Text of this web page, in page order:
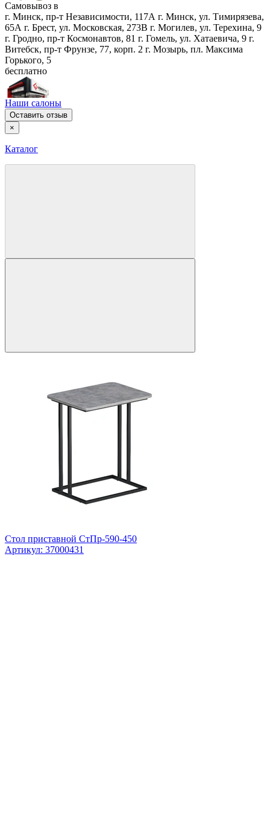
Самовывоз в
г. Минск, пр-т Независимости, 117А г. Минск, ул. Тимирязева,
65А г. Брест, ул. Московская, 273В г. Могилев, ул. Терехина, 9
г. Гродно, пр-т Космонавтов, 81 г. Гомель, ул. Хатаевича, 9 г.
Витебск, пр-т Фрунзе, 77, корп. 2 г. Мозырь, пл. Максима
Горького, 5
бесплатно
Наши салоны
Оставить отзыв
×
Каталог
Стол приставной СтПр-590-450
Артикул: 37000431